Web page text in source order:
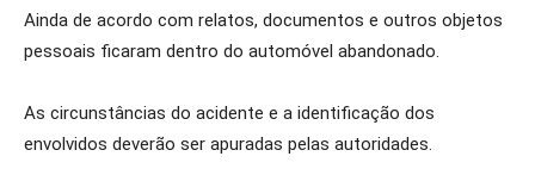
Ainda de acordo com relatos, documentos e outros objetos
pessoais ficaram dentro do automóvel abandonado.
As circunstâncias do acidente e a identificação dos
envolvidos deverão ser apuradas pelas autoridades.